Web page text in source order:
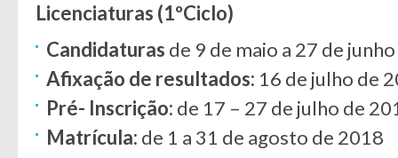
Licenciaturas (1ºCiclo)
Candidaturas de 9 de maio a 27 de
Afixação de resultados: 16 de julho de
Pré- Inscrição: de 17 – 27 de julho de
Matrícula: de 1 a 31 de agosto de 2018